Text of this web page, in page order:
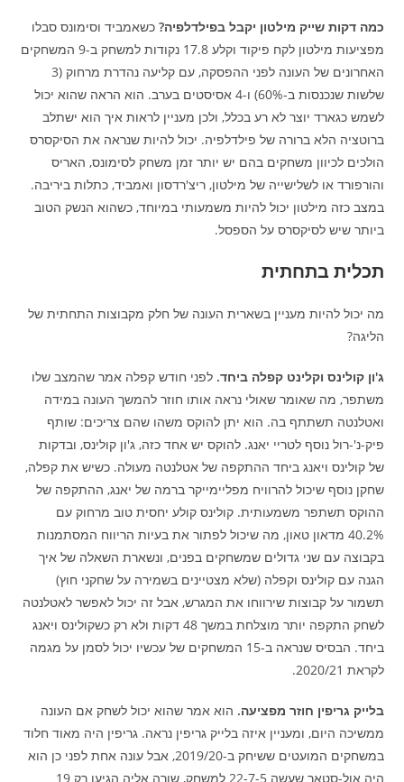
כמה דקות שייק מילטון יקבל בפילדלפיה? כשאמביד וסימונס סבלו
מפציעות מילטון לקח פיקוד וקלע 17.8 נקודות למשחק ב-9 המשחקים
האחרונים של העונה לפני ההפסקה, עם קליעה נהדרת מרחוק (3
שלשות שנכנסות ב-60%) ו-4 אסיסטים בערב. הוא הראה שהוא יכול
לשמש כגארד יוצר לא רע בכלל, ולכן מעניין לראות איך הוא ישתלב
ברוטציה הלא ברורה של פילדלפיה. יכול להיות שנראה את הסיקסרס
הולכים לכיוון משחקים בהם יש יותר זמן משחק לסימונס, האריס
והורפורד או לשלישייה של מילטון, ריצ'רדסון ואמביד, כתלות ביריבה.
במצב כזה מילטון יכול להיות משמעותי במיוחד, כשהוא הנשק הטוב
ביותר שיש לסיקסרס על הספסל.
תכלית בתחתית
מה יכול להיות מעניין בשארית העונה של חלק מקבוצות התחתית של
הליגה?
ג'ון קולינס וקלינט קפלה ביחד. לפני חודש קפלה אמר שהמצב שלו
משתפר, מה שאומר שאולי נראה אותו חוזר להמשך העונה במידה
ואטלנטה תשתתף בה. הוא יתן להוקס משהו שהם צריכים: שותף
פיק-נ'-רול נוסף לטריי יאנג. להוקס יש אחד כזה, ג'ון קולינס, ובדקות
של קולינס ויאנג ביחד ההתקפה של אטלנטה מעולה. כשיש את קפלה,
שחקן נוסף שיכול להרוויח מפליימייקר ברמה של יאנג, ההתקפה של
ההוקס תשתפר משמעותית. קולינס קולע יחסית טוב מרחוק עם
40.2% מדאון טאון, מה שיכול לפתור את בעיות הריווח המסתמנות
בקבוצה עם שני גדולים שמשחקים בפנים, ונשארת השאלה של איך
הגנה עם קולינס וקפלה (שלא מצטיינים בשמירה על שחקני חוץ)
תשמור על קבוצות שירווחו את המגרש, אבל זה יכול לאפשר לאטלנטה
לשחק התקפה יותר מוצלחת במשך 48 דקות ולא רק כשקולינס ויאנג
ביחד. הבסיס שנראה ב-15 המשחקים של עכשיו יכול לסמן על מגמה
לקראת 2020/21.
בלייק גריפין חוזר מפציעה. הוא אמר שהוא יכול לשחק אם העונה
ממשיכה היום, ומעניין איזה בלייק גריפין נראה. גריפין היה מאוד חלוד
במשחקים המועטים ששיחק ב-2019/20, אבל עונה אחת לפני כן הוא
היה אול-סטאר שעשה 22-7-5 למשחק, שורה אליה הגיעו רק 19